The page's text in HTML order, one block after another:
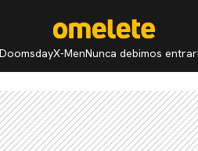
X-MenNunca debimos entrar